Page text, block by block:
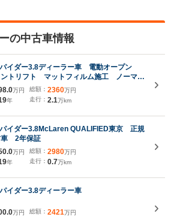
の中古車情報
イダー3.8ディーラー車 電動オープン
ントリフト マットフィルム施工 ノーマル
車検整備付
万円
年
総額： 2360万円
走行： 2.1万km
イダー3.8McLaren QUALIFIED東京 正規
車 2年保証
万円
年
総額： 2980万円
走行： 0.7万km
イダー3.8ディーラー車
万円
総額： 2421万円